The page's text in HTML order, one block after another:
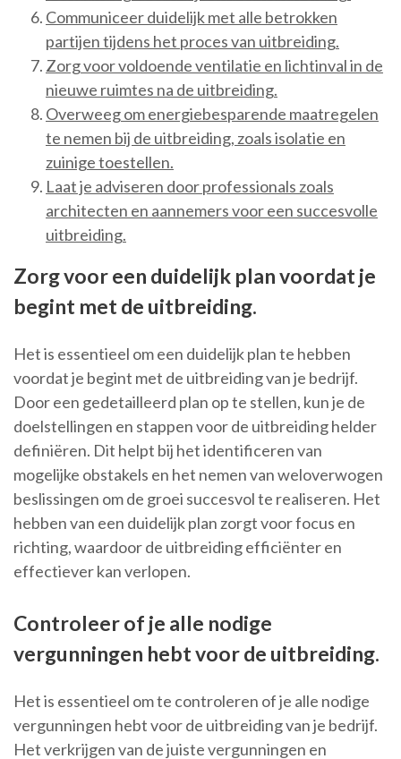
Communiceer duidelijk met alle betrokken
partijen tijdens het proces van uitbreiding.
Zorg voor voldoende ventilatie en lichtinval in de
nieuwe ruimtes na de uitbreiding.
Overweeg om energiebesparende maatregelen
te nemen bij de uitbreiding, zoals isolatie en
zuinige toestellen.
Laat je adviseren door professionals zoals
architecten en aannemers voor een succesvolle
uitbreiding.
Zorg voor een duidelijk plan voordat je
begint met de uitbreiding.
Het is essentieel om een duidelijk plan te hebben
voordat je begint met de uitbreiding van je bedrijf.
Door een gedetailleerd plan op te stellen, kun je de
doelstellingen en stappen voor de uitbreiding helder
definiëren. Dit helpt bij het identificeren van
mogelijke obstakels en het nemen van weloverwogen
beslissingen om de groei succesvol te realiseren. Het
hebben van een duidelijk plan zorgt voor focus en
richting, waardoor de uitbreiding efficiënter en
effectiever kan verlopen.
Controleer of je alle nodige
vergunningen hebt voor de uitbreiding.
Het is essentieel om te controleren of je alle nodige
vergunningen hebt voor de uitbreiding van je bedrijf.
Het verkrijgen van de juiste vergunningen en